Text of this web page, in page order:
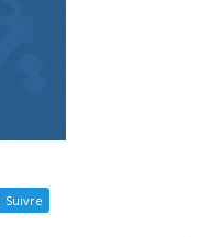
Suivre